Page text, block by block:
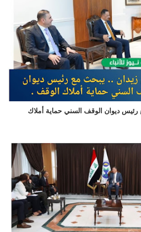
ديوان الوقف السني حماية أملاك